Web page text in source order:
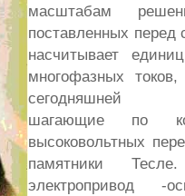
масштабам
поставленных перед
насчитывает
многофазных
сегодняшней
шагающие по
высоковольтных
памятники
электропривод -